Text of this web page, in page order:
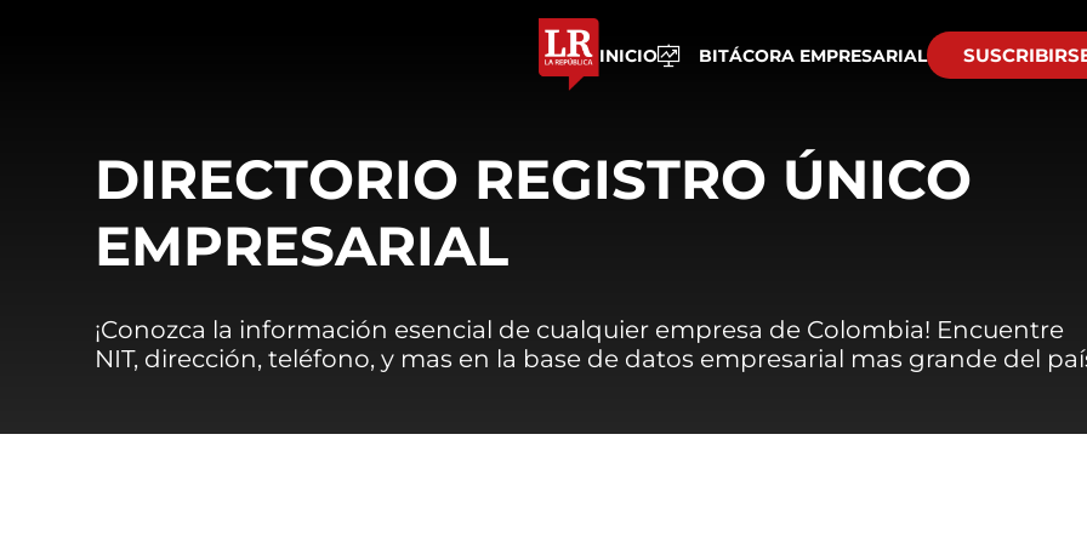
INICIO BITÁCORA EMPRESARIAL
DIRECTORIO REGISTRO ÚNICO
EMPRESARIAL
¡Conozca la información esencial de cualquier empresa de Colombia! Encuentre
NIT, dirección, teléfono, y mas en la base de datos empresarial mas grande del